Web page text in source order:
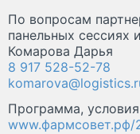
По вопросам
панельных сессиях
Комарова Дарья
8 917 528-52-78
Программа,
www.фармсовет.рф/